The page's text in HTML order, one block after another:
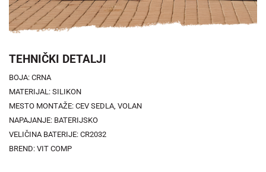
TEHNIČKI DETALJI
BOJA: CRNA
MATERIJAL: SILIKON
MESTO MONTAŽE: CEV SEDLA, VOLAN
NAPAJANJE: BATERIJSKO
VELIČINA BATERIJE: CR2032
BREND: VIT COMP